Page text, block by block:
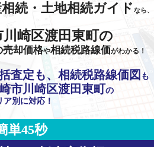
続・土地相続ガイドなら、
川崎区渡田東町の
売却価格や相続税路線価がわかる！
査定も、相続税路線価図 も
市川崎区渡田東町の
ア別に対応！
単45秒